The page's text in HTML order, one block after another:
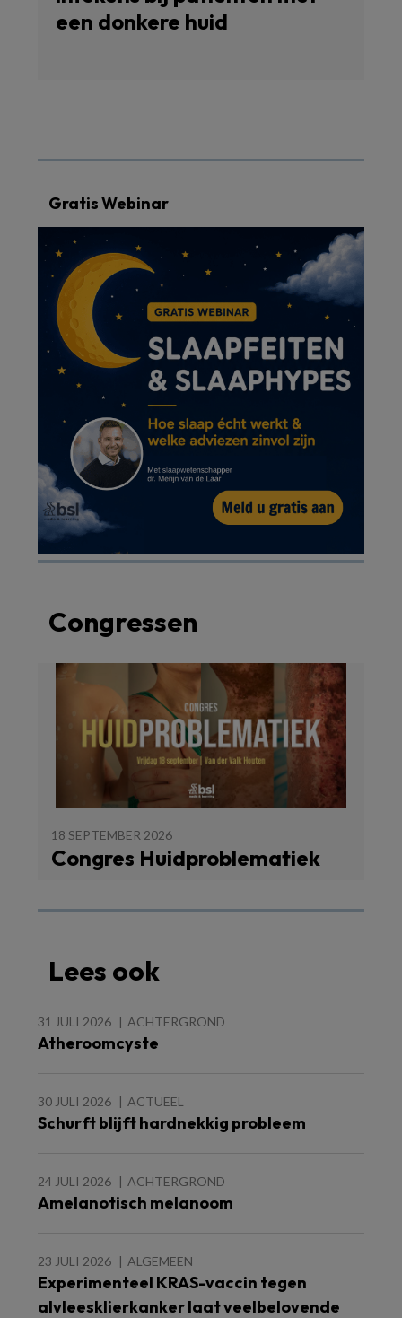
een donkere huid
Gratis Webinar
Congressen
18 SEPTEMBER 2026
Congres Huidproblematiek
Lees ook
31 JULI 2026 ACHTERGROND
Atheroomcyste
30 JULI 2026 ACTUEEL
Schurft blijft hardnekkig probleem
24 JULI 2026 ACHTERGROND
Amelanotisch melanoom
23 JULI 2026 ALGEMEEN
Experimenteel KRAS-vaccin tegen
alvleesklierkanker laat veelbelovende